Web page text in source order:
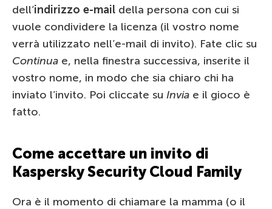
dell’indirizzo e-mail della persona con cui si
vuole condividere la licenza (il vostro nome
verrà utilizzato nell’e-mail di invito). Fate clic su
Continua e, nella finestra successiva, inserite il
vostro nome, in modo che sia chiaro chi ha
inviato l’invito. Poi cliccate su Invia e il gioco è
fatto.
Come accettare un invito di
Kaspersky Security Cloud Family
Ora è il momento di chiamare la mamma (o il